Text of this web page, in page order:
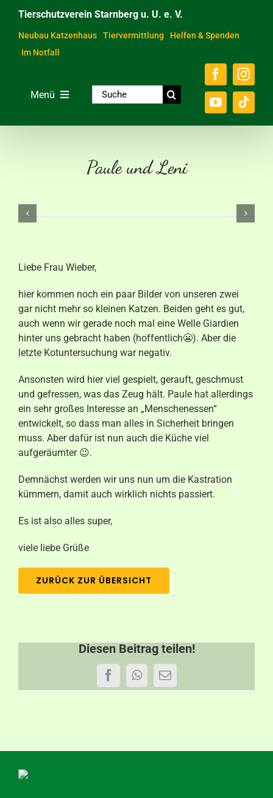
Inhalt
springen
Tierschutzverein Starnberg u. U. e. V.
Neubau Katzenhaus Tiervermittlung
Helfen & Spenden
Im Notfall
Menü
Über das Tierheim
Helfen & Spenden
Ratgeber & Service
Aktuelles
Kontakt
Suche
nach:
Paule und Leni
Liebe Frau Wieber,
hier kommen noch ein paar Bilder von unseren zwei
gar nicht mehr so kleinen Katzen. Beiden geht es gut,
auch wenn wir gerade noch mal eine Welle Giardien
hinter uns gebracht haben (hoffentlich😬). Aber die
letzte Kotuntersuchung war negativ.
Ansonsten wird hier viel gespielt, gerauft, geschmust
und gefressen, was das Zeug hält. Paule hat allerdings
ein sehr großes Interesse an „Menschenessen“
entwickelt, so dass man alles in Sicherheit bringen
muss. Aber dafür ist nun auch die Küche viel
aufgeräumter 😉.
Demnächst werden wir uns nun um die Kastration
kümmern, damit auch wirklich nichts passiert.
Es ist also alles super,
viele liebe Grüße
ZURÜCK ZUR ÜBERSICHT
Diesen Beitrag teilen!
FacebookWhatsApp
E-
Mail